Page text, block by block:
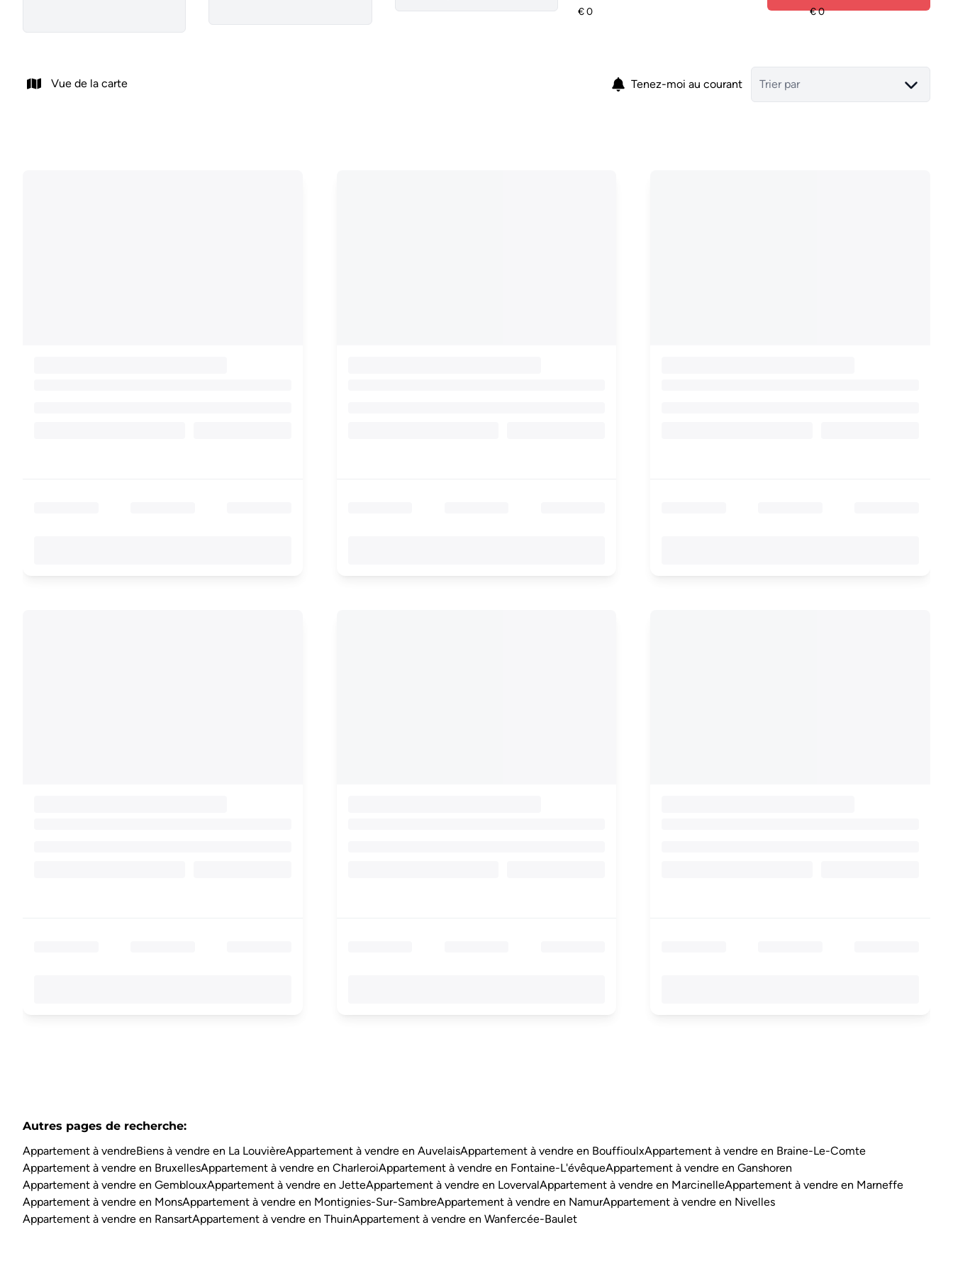
Vue de la carte Tenez-moi au courant Trier par
Autres pages de recherche:
Appartement à vendreBiens à vendre en La LouvièreAppartement à vendre en AuvelaisAppartement à vendre en BouffioulxAppartement à vendre en Braine-Le-Comte
Appartement à vendre en BruxellesAppartement à vendre en CharleroiAppartement à vendre en Fontaine-L'évêqueAppartement à vendre en Ganshoren
Appartement à vendre en GemblouxAppartement à vendre en JetteAppartement à vendre en LovervalAppartement à vendre en MarcinelleAppartement à vendre en Marneffe
Appartement à vendre en MonsAppartement à vendre en Montignies-Sur-SambreAppartement à vendre en NamurAppartement à vendre en Nivelles
Appartement à vendre en RansartAppartement à vendre en ThuinAppartement à vendre en Wanfercée-Baulet